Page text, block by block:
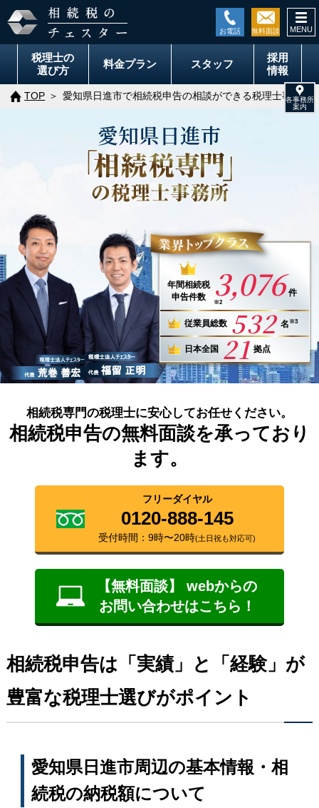
税理士の
選び方
料金プラン スタッフ
採用
情報
TOP 愛知県日進市で相続税申告の相談ができる税理士事務所
愛知県日進市
年間相続税
申告件数
3,076 件
※2
従業員総数 532 名 ※3
日本全国 21 拠点
相続税専門の税理士に安心してお任せください。
相続税申告の無料面談を承っており
ます。
フリーダイヤル
0120-888-145
受付時間：9時〜20時(土日祝も対応可)
【無料面談】 webからの
お問い合わせはこちら！
相続税申告は「実績」と「経験」が
豊富な税理士選びがポイント
愛知県日進市周辺の基本情報・相
続税の納税額について